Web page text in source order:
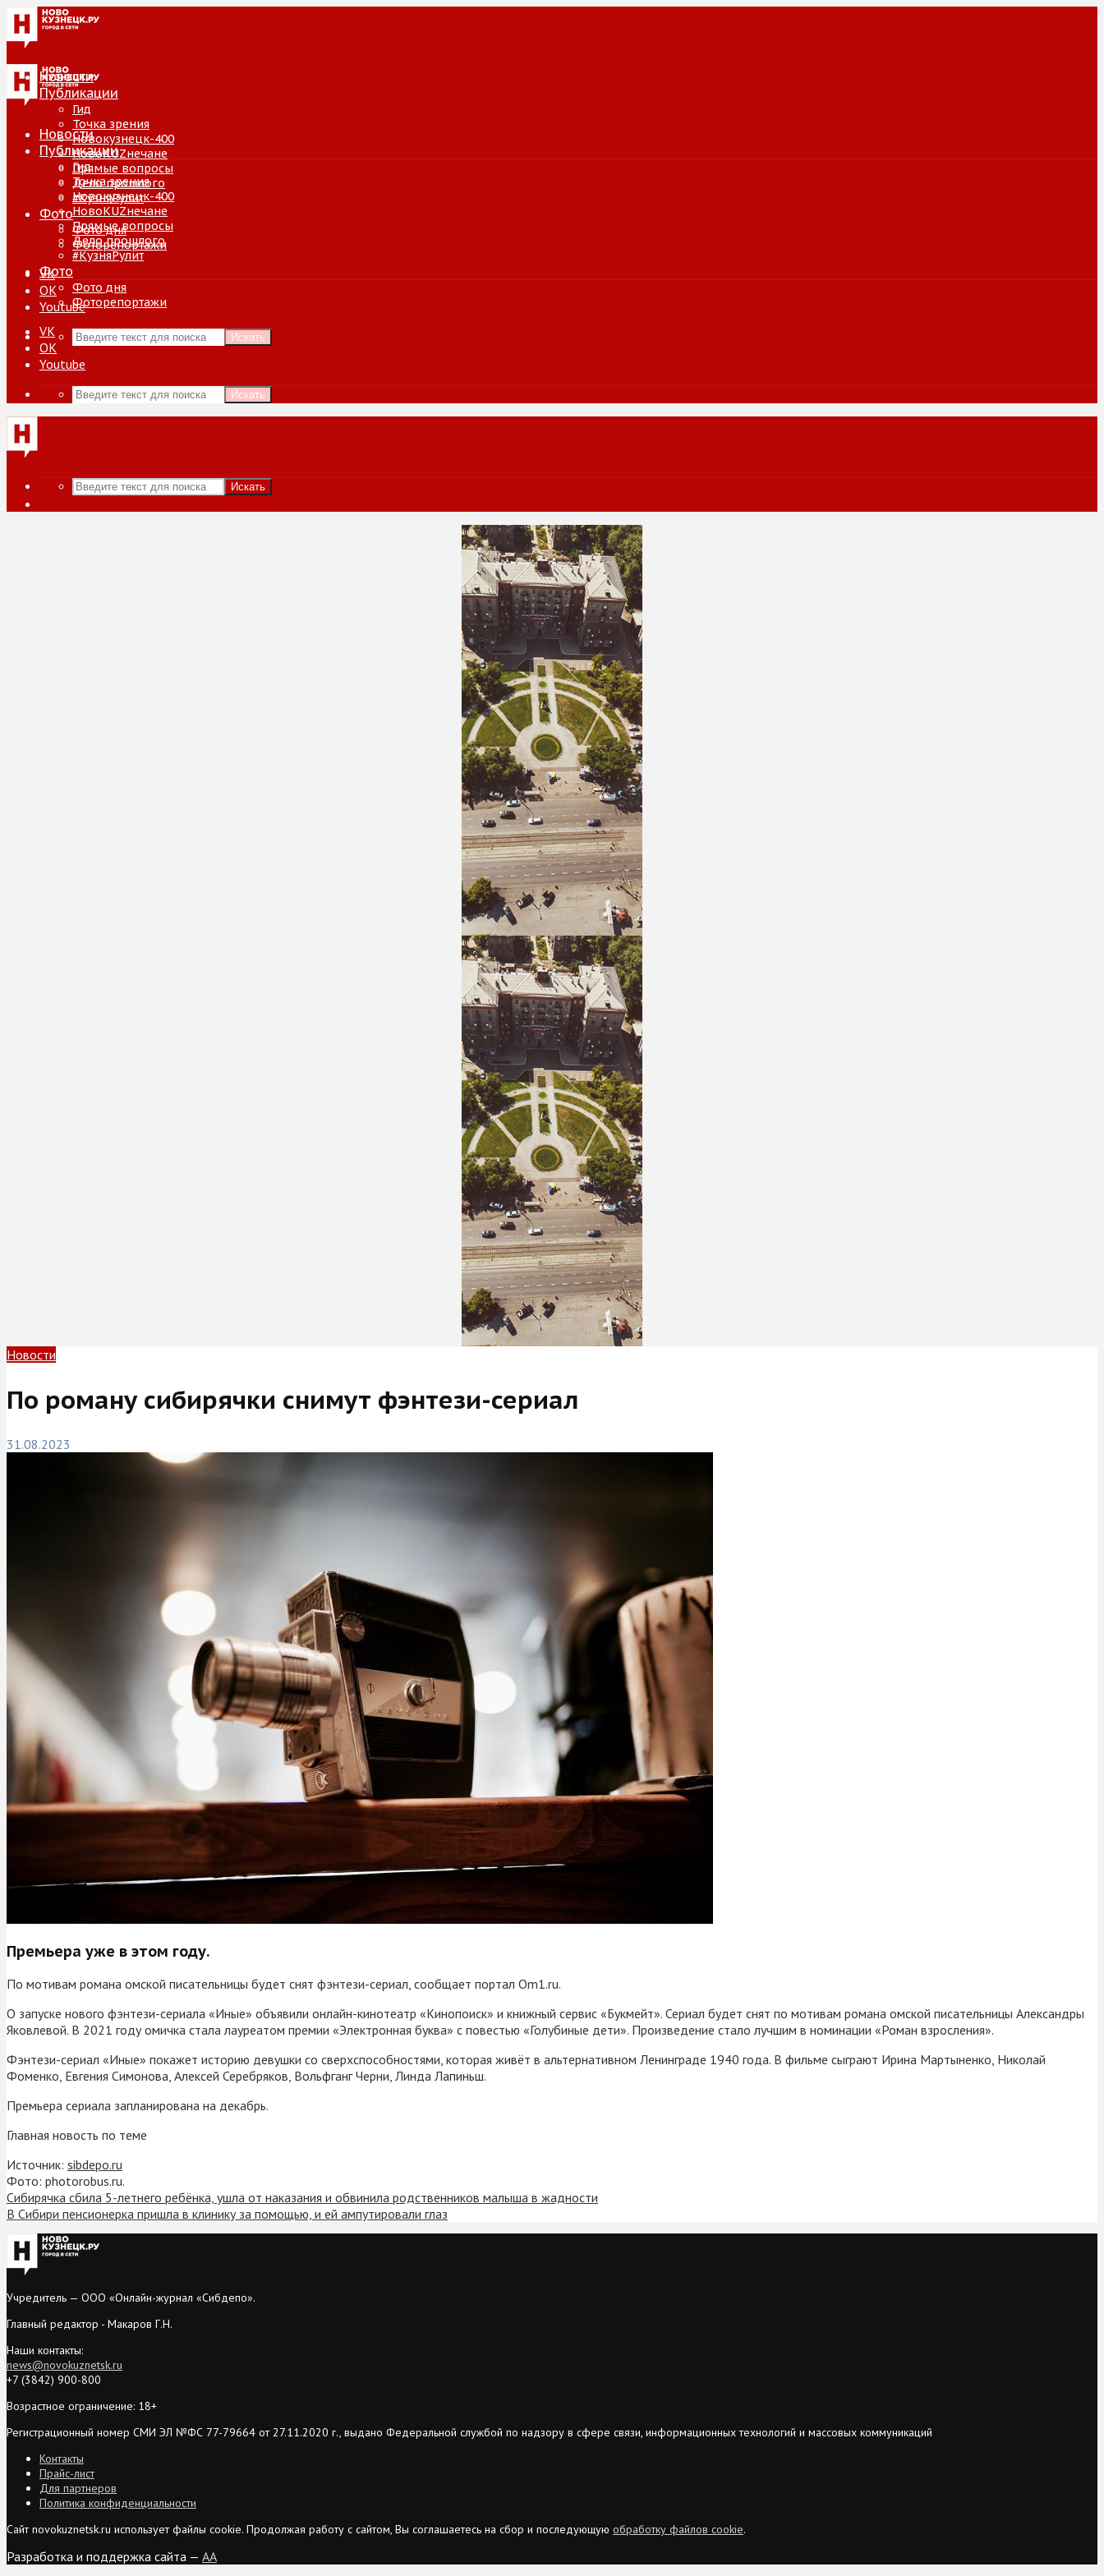
Новости
Публикации
Гид
Точка зрения
Новокузнецк-400
НовоKUZнечане
Прямые вопросы
Дело прошлого
#КузняРулит
Фото
Фото дня
Фоторепортажи
VK
ОК
Youtube
Искать
Новости
Публикации
Гид
Точка зрения
Новокузнецк-400
НовоKUZнечане
Прямые вопросы
Дело прошлого
#КузняРулит
Фото
Фото дня
Фоторепортажи
VK
ОК
Youtube
Искать
Искать
Новости
По роману сибирячки снимут фэнтези-сериал
31.08.2023
Премьера уже в этом году.
По мотивам романа омской писательницы будет снят фэнтези-сериал, сообщает портал Om1.ru.
О запуске нового фэнтези-сериала «Иные» объявили онлайн-кинотеатр «Кинопоиск» и книжный сервис «Букмейт». Сериал будет снят по мотивам романа омской писательницы Александры
Яковлевой. В 2021 году омичка стала лауреатом премии «Электронная буква» с повестью «Голубиные дети». Произведение стало лучшим в номинации «Роман взросления».
Фэнтези-сериал «Иные» покажет историю девушки со сверхспособностями, которая живёт в альтернативном Ленинграде 1940 года. В фильме сыграют Ирина Мартыненко, Николай
Фоменко, Евгения Симонова, Алексей Серебряков, Вольфганг Черни, Линда Лапиньш.
Премьера сериала запланирована на декабрь.
Главная новость по теме
Источник: sibdepo.ru
Фото: photorobus.ru.
Сибирячка сбила 5-летнего ребёнка, ушла от наказания и обвинила родственников малыша в жадности
В Сибири пенсионерка пришла в клинику за помощью, и ей ампутировали глаз
Учредитель — ООО «Онлайн-журнал «Сибдепо».
Главный редактор - Макаров Г.Н.
Наши контакты:
news@novokuznetsk.ru
+7 (3842) 900-800
Возрастное ограничение: 18+
Регистрационный номер СМИ ЭЛ №ФС 77-79664 от 27.11.2020 г., выдано Федеральной службой по надзору в сфере связи, информационных технологий и массовых коммуникаций
Контакты
Прайс-лист
Для партнеров
Политика конфиденциальности
Сайт novokuznetsk.ru использует файлы cookie. Продолжая работу с сайтом, Вы соглашаетесь на сбор и последующую обработку файлов cookie.
Разработка и поддержка сайта — AA